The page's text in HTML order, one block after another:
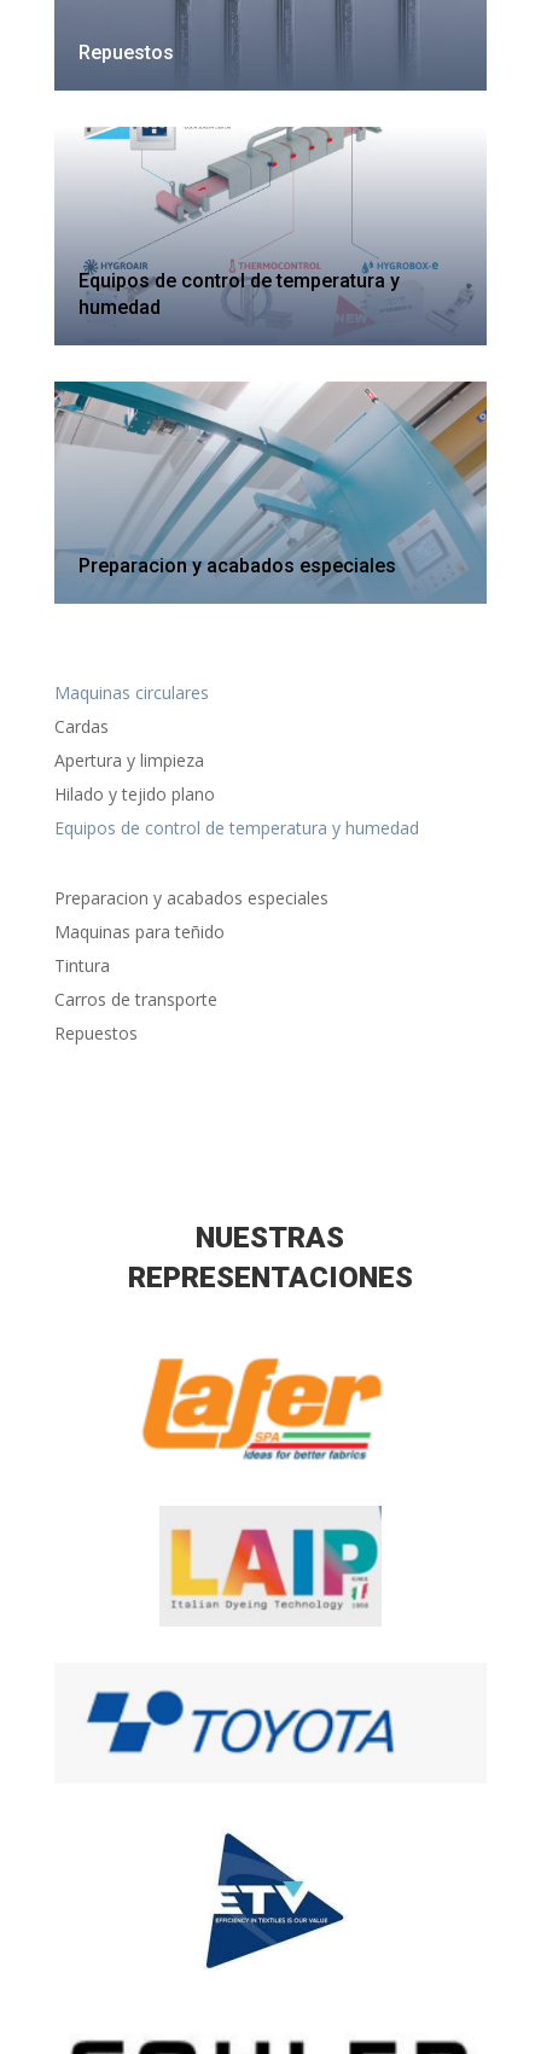
Repuestos
Equipos de control de temperatura y
humedad
Preparacion y acabados especiales
Maquinas circulares
Cardas
Apertura y limpieza
Hilado y tejido plano
Equipos de control de temperatura y humedad
Preparacion y acabados especiales
Maquinas para teñido
Tintura
Carros de transporte
Repuestos
NUESTRAS
REPRESENTACIONES